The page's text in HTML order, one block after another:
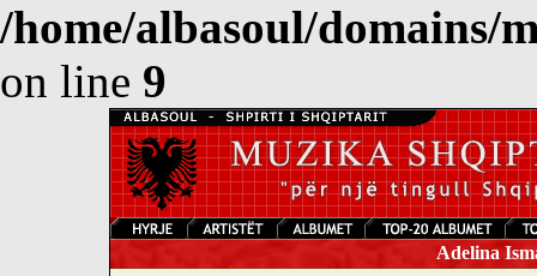
/home/albasoul/domains/
on line 9
Adelina